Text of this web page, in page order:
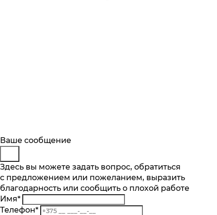
Описание
Отзывы
Основные характеристики
Максимальный объём, л
1.7
Материал корпуса
Будьте в курсе
Подпишитесь на последние обновления
и узнавайте о новинках и специальных
предложениях первыми
Подписаться
Заказ обратного звонка
Представьтесь
Телефон*
Комментарий
Ваше сообщение
Здесь вы можете задать вопрос, обратиться
с предложением или пожеланием, выразить
благодарность или сообщить о плохой работе
Имя*
Телефон*